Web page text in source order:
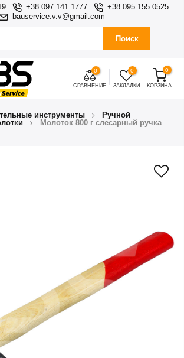
+38 097 141 1777
+38 095 155 0525
bauservice.v.v@gmail.com
Поиск
0
СРАВНЕНИЕ
0
ЗАКЛАДКИ
0
КОРЗИНА
инструменты
Ручной
Молоток 800 г слесарный ручка